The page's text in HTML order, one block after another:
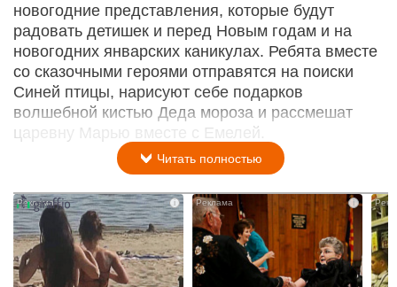
новогодние представления, которые будут
радовать детишек и перед Новым годам и на
новогодних январских каникулах. Ребята вместе
со сказочными героями отправятся на поиски
Синей птицы, нарисуют себе подарков
волшебной кистью Деда мороза и рассмешат
царевну Марью вместе с Емелей.
Читать полностью
i